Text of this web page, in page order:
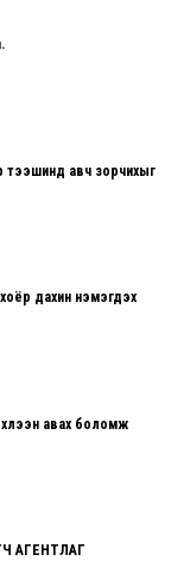
тээшинд авч зорчихыг
дахин нэмэгдэх
авах боломж
АГЕНТЛАГ